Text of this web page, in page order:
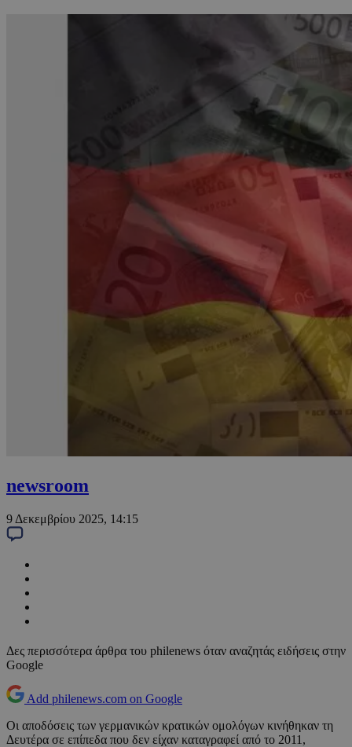
newsroom
9 Δεκεμβρίου 2025, 14:15
Δες περισσότερα άρθρα του philenews όταν αναζητάς ειδήσεις στην
Google
Add philenews.com on Google
Οι αποδόσεις των γερμανικών κρατικών ομολόγων κινήθηκαν τη
Δευτέρα σε επίπεδα που δεν είχαν καταγραφεί από το 2011,